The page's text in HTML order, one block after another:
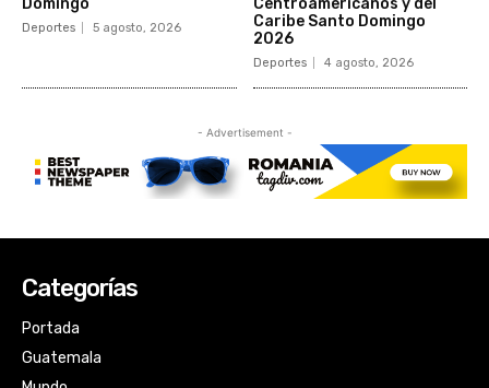
Categorías
Portada
Guatemala